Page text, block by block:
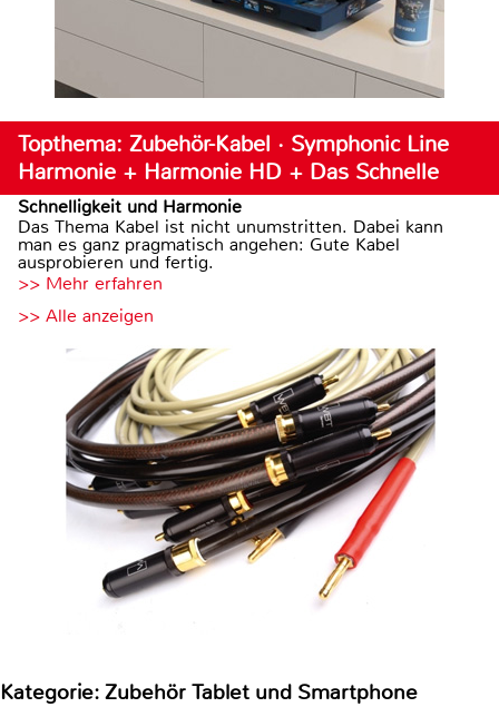
Topthema: Zubehör-Kabel · Symphonic Line
Harmonie + Harmonie HD + Das Schnelle
Schnelligkeit und Harmonie
Das Thema Kabel ist nicht unumstritten. Dabei kann
man es ganz pragmatisch angehen: Gute Kabel
ausprobieren und fertig.
>> Mehr erfahren
>> Alle anzeigen
Kategorie: Zubehör Tablet und Smartphone